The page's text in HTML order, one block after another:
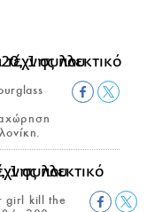
girl kill the